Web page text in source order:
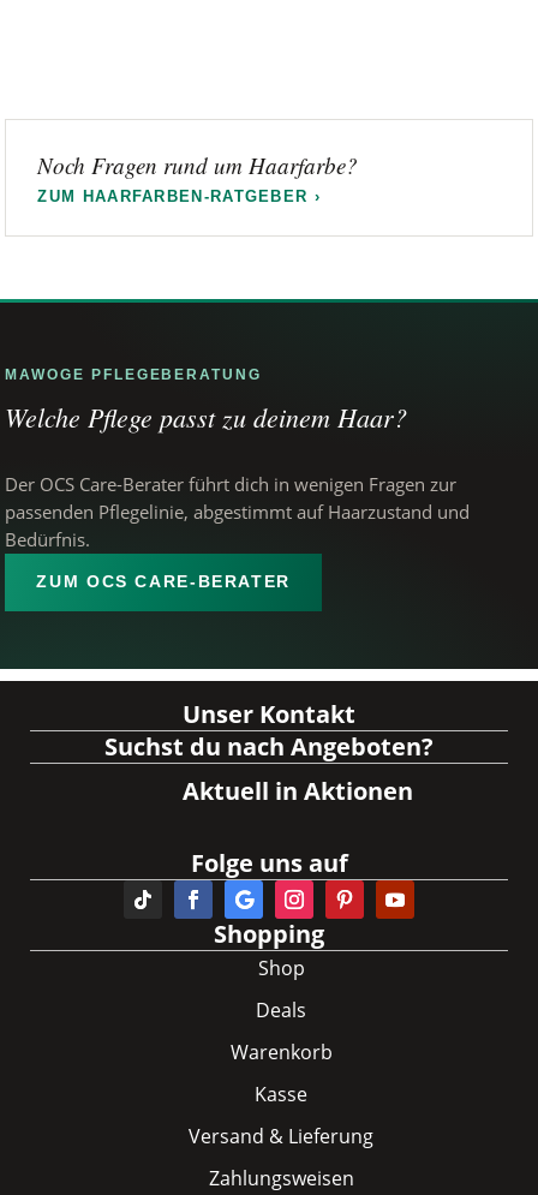
Noch Fragen rund um Haarfarbe?
ZUM HAARFARBEN-RATGEBER ›
MAWOGE PFLEGEBERATUNG
Welche Pflege passt zu deinem Haar?
Der OCS Care-Berater führt dich in wenigen Fragen zur
passenden Pflegelinie, abgestimmt auf Haarzustand und
Bedürfnis.
ZUM OCS CARE-BERATER
Unser Kontakt
Suchst du nach Angeboten?
Aktuell in Aktionen
Folge uns auf
Shopping
Shop
Deals
Warenkorb
Kasse
Versand & Lieferung
Zahlungsweisen